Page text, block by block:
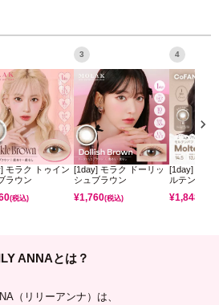
モラク トゥイン
ラウン
(税込)
3
[1day] モラク ドーリッ
シュブラウン
¥1,760(税込)
4
[1day] コフ
ルテンパフ
¥1,848
ANNAとは？
（リリーアンナ）は、